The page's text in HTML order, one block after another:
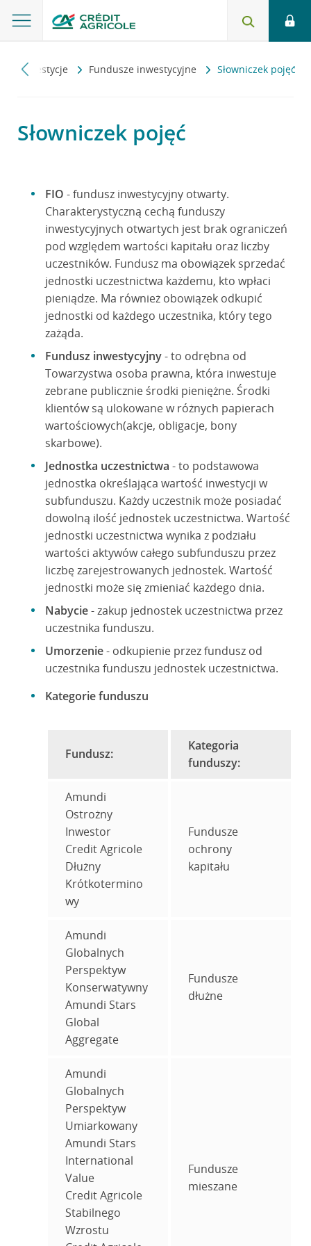
Inwestycje Fundusze inwestycyjne Słowniczek pojęć
Słowniczek pojęć
FIO - fundusz inwestycyjny otwarty.
Charakterystyczną cechą funduszy
inwestycyjnych otwartych jest brak ograniczeń
pod względem wartości kapitału oraz liczby
uczestników. Fundusz ma obowiązek sprzedać
jednostki uczestnictwa każdemu, kto wpłaci
pieniądze. Ma również obowiązek odkupić
jednostki od każdego uczestnika, który tego
zażąda.
Fundusz inwestycyjny- to odrębna od
Towarzystwa osoba prawna, która inwestuje
zebrane publicznie środki pieniężne. Środki
klientów są ulokowane w różnych papierach
wartościowych(akcje, obligacje, bony
skarbowe).
Jednostka uczestnictwa - to podstawowa
jednostka określająca wartość inwestycji w
subfunduszu. Każdy uczestnik może posiadać
dowolną ilość jednostek uczestnictwa. Wartość
jednostki uczestnictwa wynika z podziału
wartości aktywów całego subfunduszu przez
liczbę zarejestrowanych jednostek. Wartość
jednostki może się zmieniać każdego dnia.
Nabycie- zakup jednostek uczestnictwa przez
uczestnika funduszu.
Umorzenie- odkupienie przez fundusz od
uczestnika funduszu jednostek uczestnictwa.
Kategorie funduszu
Fundusz:
Kategoria
funduszy:
Amundi
Ostrożny
Inwestor
Credit Agricole
Dłużny
Krótkotermino
wy
Fundusze
ochrony
kapitału
Amundi
Globalnych
Perspektyw
Konserwatywny
Amundi Stars
Global
Aggregate
Fundusze
dłużne
Amundi
Globalnych
Perspektyw
Umiarkowany
Amundi Stars
International
Value
Credit Agricole
Stabilnego
Wzrostu
Fundusze
mieszane